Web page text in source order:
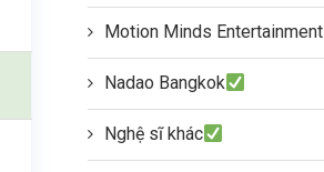
Motion Minds Entertainment
Nadao Bangkok
Nghệ sĩ khác